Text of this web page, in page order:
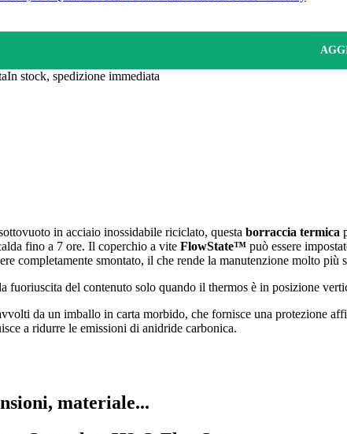
In stock, spedizione immediata
in acciaio inossidabile riciclato, questa borraccia termica
fino a 7 ore. Il coperchio a vite FlowState™ può essere
completamente smontato, il che rende la manutenzione molto più
fuoriuscita del contenuto solo quando il thermos è in posizione
da un imballo in carta morbido, che fornisce una protezione
a ridurre le emissioni di anidride carbonica.
materiale...